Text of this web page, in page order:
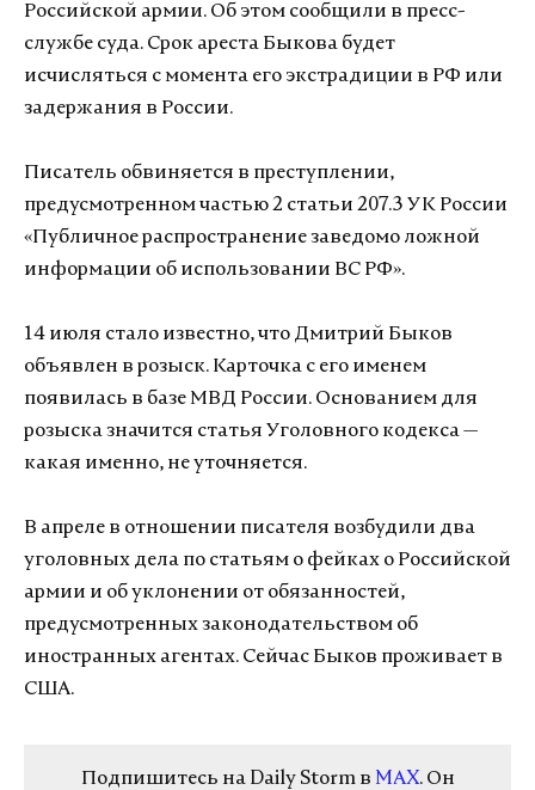
Российской армии. Об этом сообщили в пресс-
службе суда. Срок ареста Быкова будет
исчисляться с момента его экстрадиции в РФ или
задержания в России.
Писатель обвиняется в преступлении,
предусмотренном частью 2 статьи 207.3 УК России
«Публичное распространение заведомо ложной
информации об использовании ВС РФ».
14 июля стало известно, что Дмитрий Быков
объявлен в розыск. Карточка с его именем
появилась в базе МВД России. Основанием для
розыска значится статья Уголовного кодекса —
какая именно, не уточняется.
В апреле в отношении писателя возбудили два
уголовных дела по статьям о фейках о Российской
армии и об уклонении от обязанностей,
предусмотренных законодательством об
иностранных агентах. Сейчас Быков проживает в
США.
Подпишитесь на Daily Storm в MAX. Он